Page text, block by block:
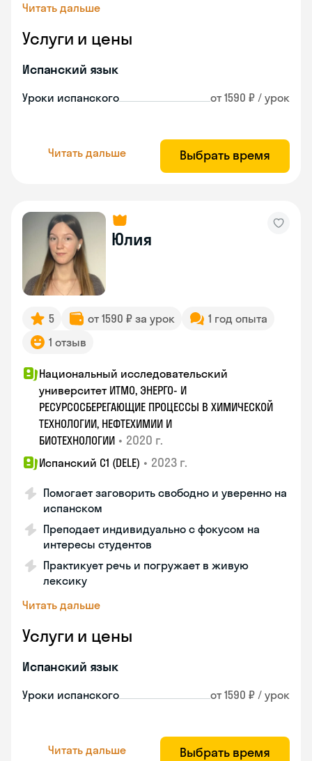
Читать дальше
Услуги и цены
Испанский язык
Уроки испанского от 1590 ₽ / урок
Читать дальше Выбрать время
Юлия
5 от 1590 ₽ за урок
1 год опыта
1 отзыв
Национальный исследовательский
университет ИТМО, ЭНЕРГО- И
РЕСУРСОСБЕРЕГАЮЩИЕ ПРОЦЕССЫ В ХИМИЧЕСКОЙ
ТЕХНОЛОГИИ, НЕФТЕХИМИИ И
БИОТЕХНОЛОГИИ • 2020 г.
Испанский С1 (DELE) • 2023 г.
Помогает заговорить свободно и уверенно на
испанском
Преподает индивидуально с фокусом на
интересы студентов
Практикует речь и погружает в живую
лексику
Читать дальше
Услуги и цены
Испанский язык
Уроки испанского от 1590 ₽ / урок
Читать дальше Выбрать время